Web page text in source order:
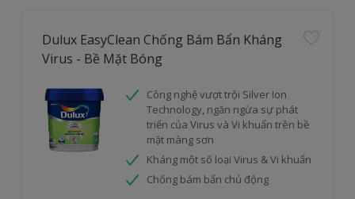
Dulux EasyClean Chống Bám Bẩn Kháng
Virus - Bề Mặt Bóng
Công nghệ vượt trội Silver Ion
Technology, ngăn ngừa sự phát
triển của Virus và Vi khuẩn trên bề
mặt màng sơn
Kháng một số loại Virus & Vi khuẩn
Chống bám bẩn chủ động